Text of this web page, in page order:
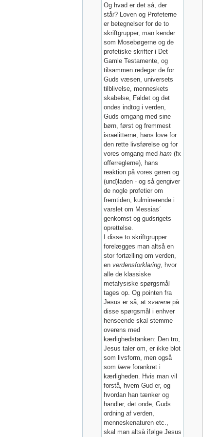
Og hvad er det så, der
står? Loven og Profeterne
er betegnelser for de to
skriftgrupper, man kender
som Mosebøgerne og de
profetiske skrifter i Det
Gamle Testamente, og
tilsammen redegør de for
Guds væsen, universets
tilblivelse, menneskets
skabelse, Faldet og det
ondes indtog i verden,
Guds omgang med sine
børn, først og fremmest
israelitterne, hans love for
den rette livsførelse og for
vores omgang med ham (fx
offerreglerne), hans
reaktion på vores gøren og
(und)laden - og så gengiver
de nogle profetier om
fremtiden, kulminerende i
varslet om Messias´
genkomst og gudsrigets
oprettelse.
I disse to skriftgrupper
forelægges man altså en
stor fortælling om verden,
en verdensforklaring, hvor
alle de klassiske
metafysiske spørgsmål
tages op. Og pointen fra
Jesus er så, at svarene på
disse spørgsmål i enhver
henseende skal stemme
overens med
kærlighedstanken: Den tro,
Jesus taler om, er ikke blot
som livsform, men også
som lære forankret i
kærligheden. Hvis man vil
forstå, hvem Gud er, og
hvordan han tænker og
handler, det onde, Guds
ordning af verden,
menneskenaturen etc.,
skal man altså ifølge Jesus